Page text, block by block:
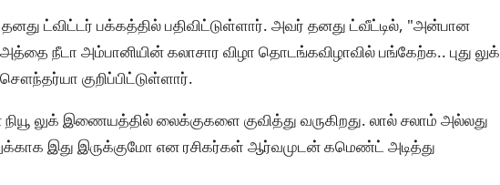
ட்விட்டர் பக்கத்தில் பதிவிட்டுள்ளார். அவர் தனது ட்வீட்டில், "அன்பான
நீடா அம்பானியின் கலாசார விழா தொடங்கவிழாவில் பங்கேற்க.. புது லுக்
குறிப்பிட்டுள்ளார்.
லுக் இணையத்தில் லைக்குகளை குவித்து வருகிறது. லால் சலாம் அல்லது
இது இருக்குமோ என ரசிகர்கள் ஆர்வமுடன் கமெண்ட் அடித்து